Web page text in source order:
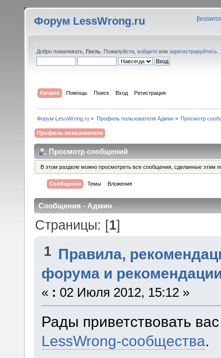
Форум LessWrong.ru [
Добро пожаловать, Гость . Пожалуйста, войдите или зарегистрируйтесь
Начало Помощь Поиск Вход Регистрация
Форум LessWrong.ru » Профиль пользователя Админ» Просмотр
Профиль пользователя
Просмотр сообщений
В этом разделе можно просмотреть все сообщения, сделанные этим
Сообщения Темы Вложения
Сообщения - Админ
Страницы: [1]
1 Правила,
форума и
« : 02 Июля 2012, 15:12 »
Рады приветствовать
LessWrong-сообщества.